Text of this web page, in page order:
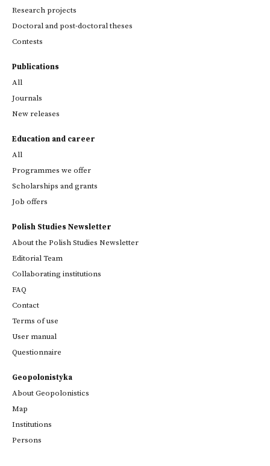
Research projects
Doctoral and post-doctoral theses
Contests
Publications
All
Journals
New releases
Education and career
All
Programmes we offer
Scholarships and grants
Job offers
Polish Studies Newsletter
About the Polish Studies Newsletter
Editorial Team
Collaborating institutions
FAQ
Contact
Terms of use
User manual
Questionnaire
Geopolonistyka
About Geopolonistics
Map
Institutions
Persons